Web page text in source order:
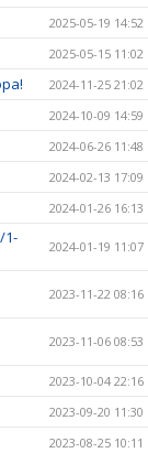
2025-05-19 14:52
2025-05-15 11:02
2024-11-25 21:02
2024-10-09 14:59
2024-06-26 11:48
2024-02-13 17:09
2024-01-26 16:13
1-
2024-01-19 11:07
2023-11-22 08:16
2023-11-06 08:53
2023-10-04 22:16
2023-09-20 11:30
2023-08-25 10:11